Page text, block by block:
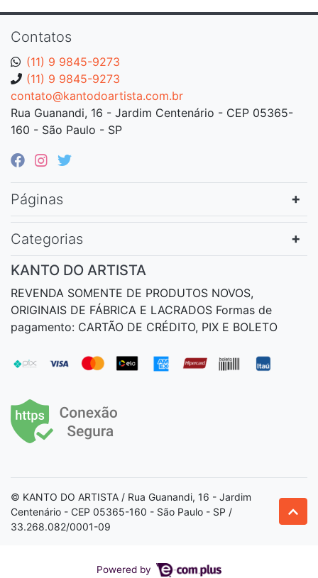
Contatos
(11) 9 9845-9273
(11) 9 9845-9273
contato@kantodoartista.com.br
Rua Guanandi, 16 - Jardim Centenário - CEP 05365-
160 - São Paulo - SP
Páginas
Categorias
KANTO DO ARTISTA
REVENDA SOMENTE DE PRODUTOS NOVOS,
ORIGINAIS DE FÁBRICA E LACRADOS Formas de
pagamento: CARTÃO DE CRÉDITO, PIX E BOLETO
© KANTO DO ARTISTA / Rua Guanandi, 16 - Jardim
Centenário - CEP 05365-160 - São Paulo - SP /
33.268.082/0001-09
Powered by